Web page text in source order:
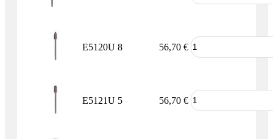
E5120U 8 56,70 €
E5121U 5 56,70 €